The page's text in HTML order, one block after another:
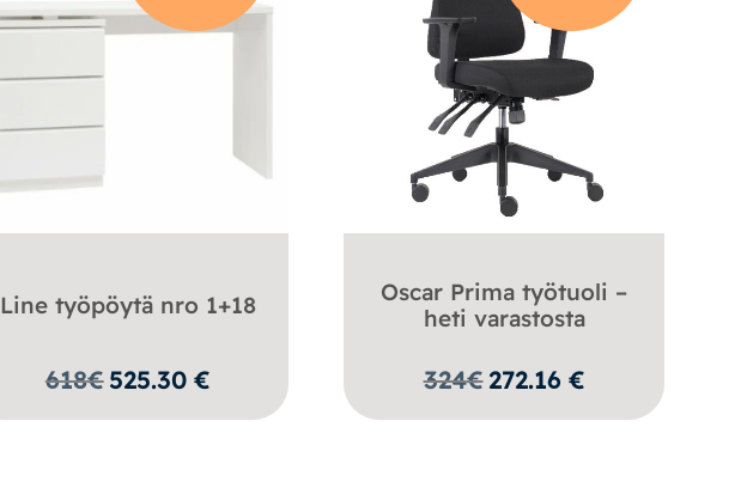
Line työpöytä nro 1+18
618€ 525.30 €
Oscar Prima työtuoli –
heti varastosta
324€ 272.16 €